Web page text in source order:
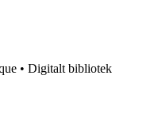
• Digitalt bibliotek